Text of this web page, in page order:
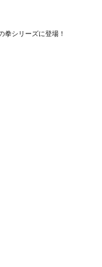
拳シリーズに登場！